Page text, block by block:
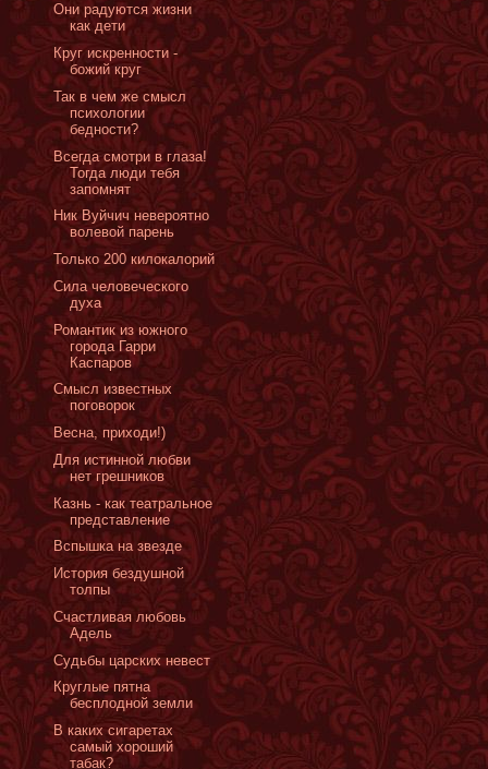
Они радуются жизни
как дети
Круг искренности -
божий круг
Так в чем же смысл
психологии
бедности?
Всегда смотри в глаза!
Тогда люди тебя
запомнят
Ник Вуйчич невероятно
волевой парень
Только 200 килокалорий
Сила человеческого
духа
Романтик из южного
города Гарри
Каспаров
Смысл известных
поговорок
Весна, приходи!)
Для истинной любви
нет грешников
Казнь - как театральное
представление
Вспышка на звезде
История бездушной
толпы
Счастливая любовь
Адель
Cудьбы царских невест
Круглые пятна
бесплодной земли
В каких сигаретах
самый хороший
табак?